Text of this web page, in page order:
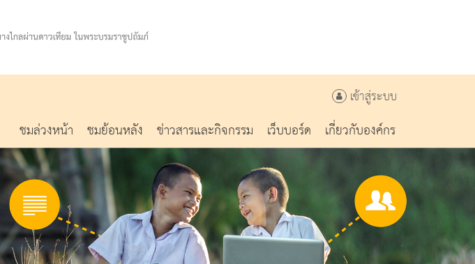
เข้าสู่ระบบ
ชมล่วงหน้า ชมย้อนหลัง ข่าวสารและกิจกรรม เว็บบอร์ด เกี่ยวกับองค์กร